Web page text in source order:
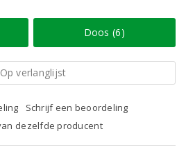
Doos (6)
Op verlanglijst
Schrijf een beoordeling
dezelfde producent